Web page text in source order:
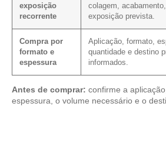
exposição
recorrente
colagem,
exposição prevista.
Compra por
formato e
espessura
Aplicação, formato,
quantidade e destino
informados.
Antes de comprar: confirme a
espessura, o volume necessário e o